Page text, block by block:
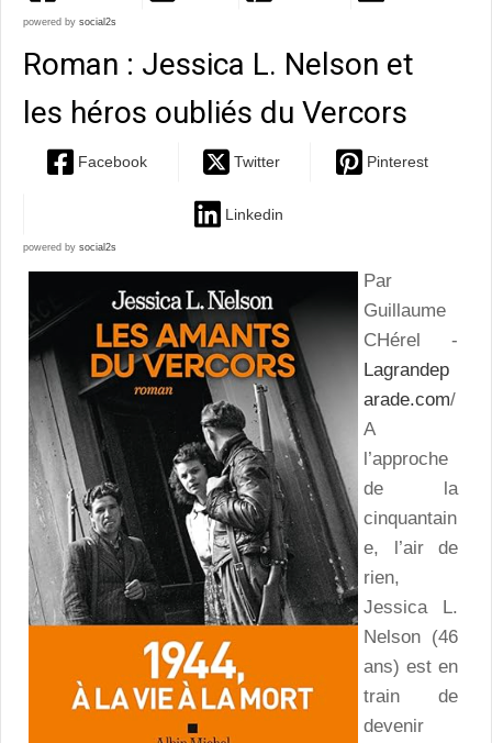
powered by social2s
Roman : Jessica L. Nelson et
les héros oubliés du Vercors
Facebook Twitter Pinterest
Linkedin
powered by social2s
Par
Guillaume
CHérel -
Lagrandep
arade.com/
A
l’approche
de la
cinquantain
e, l’air de
rien,
Jessica L.
Nelson (46
ans) est en
train de
devenir